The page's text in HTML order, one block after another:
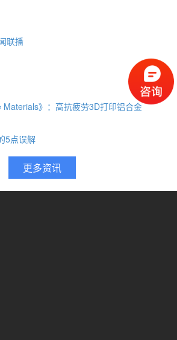
联播
Materials》：高抗疲劳3D打印铝合金
5点误解